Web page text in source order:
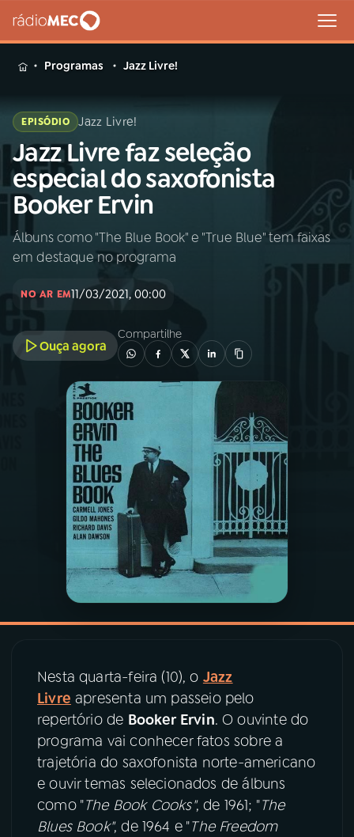
MENU
Buscar
na
Rádio
MEC
Buscar
Início AO VIVO
INÍCIO
A RÁDIO
PROGRAMAÇÃO
PROGRAMAS
PODCASTS
VIDEOCASTS
ÚLTIMAS
ACOMPANHE A RÁDIO MEC
YouTube Facebook
Instagram X
TikTok
Programas Jazz Livre!
EPISÓDIO Jazz Livre!
Jazz Livre faz seleção
especial do saxofonista
Booker Ervin
Álbuns como "The Blue Book" e "True Blue" tem faixas
em destaque no programa
NO AR EM11/03/2021, 00:00
Ouça agora
Compartilhe
Nesta quarta-feira (10), o Jazz
Livre apresenta um passeio pelo
repertório de Booker Ervin. O ouvinte do
programa vai conhecer fatos sobre a
trajetória do saxofonista norte-americano
e ouvir temas selecionados de álbuns
como "The Book Cooks", de 1961; "The
Blues Book", de 1964 e "The Freedom